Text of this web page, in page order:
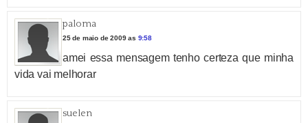
paloma
25 de maio de 2009 as 9:58
amei essa mensagem tenho certeza que minha
vida vai melhorar
suelen